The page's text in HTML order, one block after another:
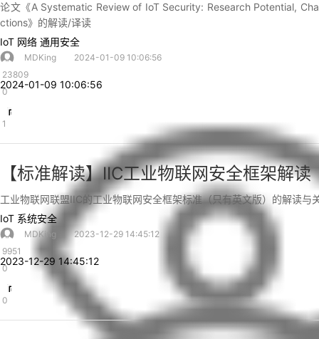
论文《A Systematic Review of IoT Security: Research Potential,
ctions》的解读/译读
IoT 网络 通用安全
MDKing
2024-01-09 10:06:56
23809
0
1
2024-01-09 10:06:56
【标准解读】IIC工业物联网安全框架解读
工业物联网联盟IIC的工业物联网安全框架标准（只有英文版）的解读与
IoT 系统安全
MDKing
2023-12-29 14:45:12
9951
0
0
2023-12-29 14:45:12